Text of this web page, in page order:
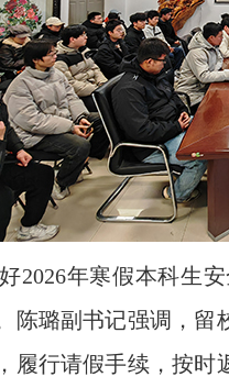
2026年寒假本科生
陈璐副书记强调，
履行请假手续，按